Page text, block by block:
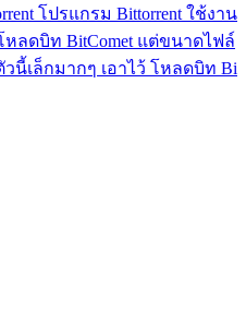
โปรแกรม Bittorrent ใช้งาน
ลดบิท BitComet แต่ขนาดไฟล์
นี้เล็กมากๆ เอาไว้ โหลดบิท Bi